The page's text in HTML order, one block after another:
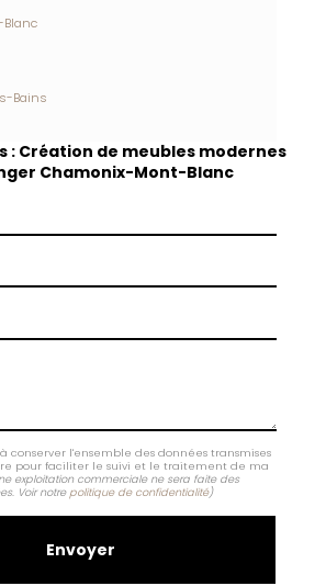
Bains
: Création de meubles modernes
Chamonix-Mont-Blanc
conserver l'ensemble des données transmises
pour faciliter le suivi et le traitement de ma
exploitation commerciale ne sera faite des
Voir notre politique de confidentialité)